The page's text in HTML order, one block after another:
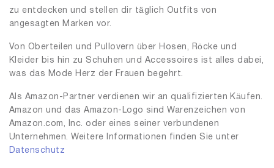
zu entdecken und stellen dir täglich Outfits von
angesagten Marken vor.
Von Oberteilen und Pullovern über Hosen, Röcke und
Kleider bis hin zu Schuhen und Accessoires ist alles dabei,
was das Mode Herz der Frauen begehrt.
Als Amazon-Partner verdienen wir an qualifizierten Käufen.
Amazon und das Amazon-Logo sind Warenzeichen von
Amazon.com, Inc. oder eines seiner verbundenen
Unternehmen. Weitere Informationen finden Sie unter
Datenschutz